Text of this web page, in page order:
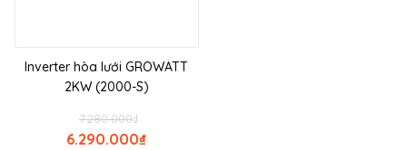
Inverter hòa lưới GROWATT
2KW (2000-S)
₫
7.280.000
₫
6.290.000